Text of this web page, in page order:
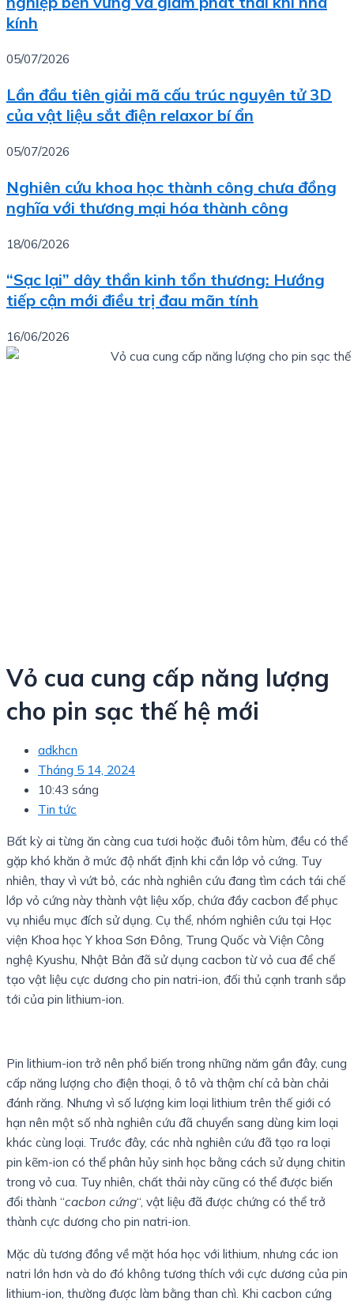
kính
05/07/2026
Lần đầu tiên giải mã cấu trúc nguyên tử 3D
của vật liệu sắt điện relaxor bí ẩn
05/07/2026
Nghiên cứu khoa học thành công chưa đồng
nghĩa với thương mại hóa thành công
18/06/2026
“Sạc lại” dây thần kinh tổn thương: Hướng
tiếp cận mới điều trị đau mãn tính
16/06/2026
Vỏ cua cung cấp năng lượng
cho pin sạc thế hệ mới
adkhcn
Tháng 5 14, 2024
10:43 sáng
Tin tức
Bất kỳ ai từng ăn càng cua tươi hoặc đuôi tôm hùm, đều có thể
gặp khó khăn ở mức độ nhất định khi cắn lớp vỏ cứng. Tuy
nhiên, thay vì vứt bỏ, các nhà nghiên cứu đang tìm cách tái chế
lớp vỏ cứng này thành vật liệu xốp, chứa đầy cacbon để phục
vụ nhiều mục đích sử dụng. Cụ thể, nhóm nghiên cứu tại Học
viện Khoa học Y khoa Sơn Đông, Trung Quốc và Viện Công
nghệ Kyushu, Nhật Bản đã sử dụng cacbon từ vỏ cua để chế
tạo vật liệu cực dương cho pin natri-ion, đối thủ cạnh tranh sắp
tới của pin lithium-ion.
Pin lithium-ion trở nên phổ biến trong những năm gần đây, cung
cấp năng lượng cho điện thoại, ô tô và thậm chí cả bàn chải
đánh răng. Nhưng vì số lượng kim loại lithium trên thế giới có
hạn nên một số nhà nghiên cứu đã chuyển sang dùng kim loại
khác cùng loại. Trước đây, các nhà nghiên cứu đã tạo ra loại
pin kẽm-ion có thể phân hủy sinh học bằng cách sử dụng chitin
trong vỏ cua. Tuy nhiên, chất thải này cũng có thể được biến
đổi thành “cacbon cứng“, vật liệu đã được chứng có thể trở
thành cực dương cho pin natri-ion.
Mặc dù tương đồng về mặt hóa học với lithium, nhưng các ion
natri lớn hơn và do đó không tương thích với cực dương của pin
lithium-ion, thường được làm bằng than chì. Khi cacbon cứng